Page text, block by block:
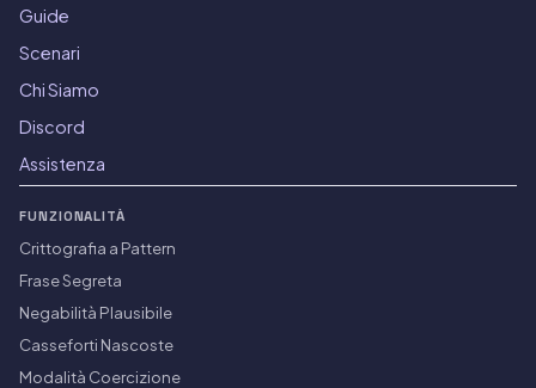
Guide
Scenari
Chi Siamo
Discord
Assistenza
FUNZIONALITÀ
Crittografia a Pattern
Frase Segreta
Negabilità Plausibile
Casseforti Nascoste
Modalità Coercizione